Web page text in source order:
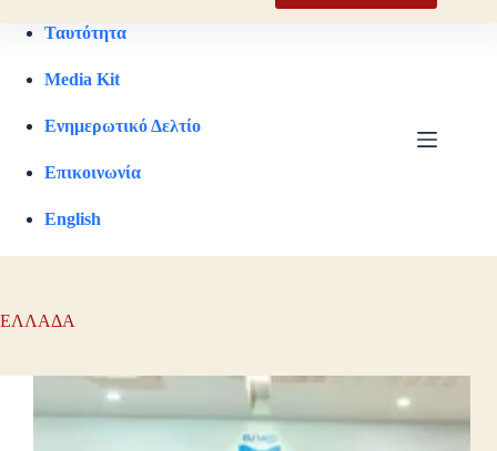
Ταυτότητα
Media Kit
Ενημερωτικό Δελτίο
Επικοινωνία
English
ΕΛΛΑΔΑ